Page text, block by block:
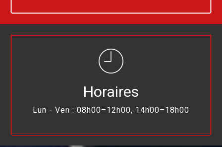
Horaires
Lun - Ven : 08h00–12h00, 14h00–18h00